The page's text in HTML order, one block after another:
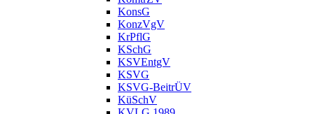
KonsG
KonzVgV
KrPflG
KSchG
KSVEntgV
KSVG
KSVG-BeitrÜV
KüSchV